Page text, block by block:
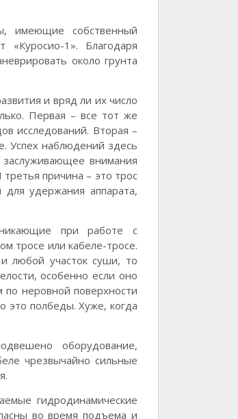
имеющие собственный
«Куросио-1». Благодаря
около грунта
и вряд ли их число
Первая – все тот же
исследований. Вторая –
Успех наблюдений здесь
заслуживающее внимания
причина – это трос
удержания аппарата,
при работе с
тросе или кабеле-тросе.
любой участок суши, то
особенно если оно
по неровной поверхности
это полбеды. Хуже, когда
оборудование,
чрезвычайно сильные
гидродинамические
во время подъема и